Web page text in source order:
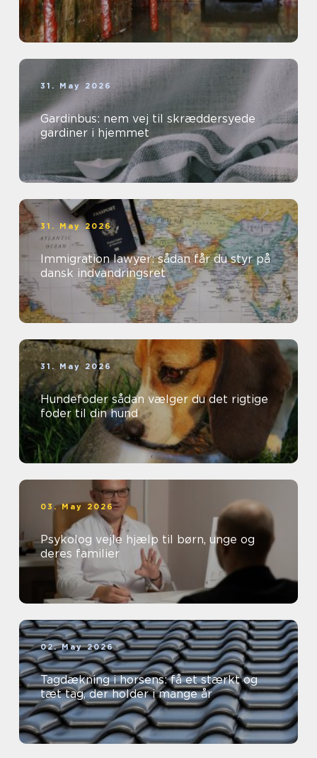
31. May 2026
Gardinbus: nem vej til skræddersyede
gardiner i hjemmet
31. May 2026
Immigration lawyer: sådan får du styr på
dansk indvandringsret
31. May 2026
Hundefoder sådan vælger du det rigtige
foder til din hund
03. May 2026
Psykolog vejle hjælp til børn, unge og
deres familier
02. May 2026
Tagdækning i horsens: få et stærkt og
tæt tag, der holder i mange år